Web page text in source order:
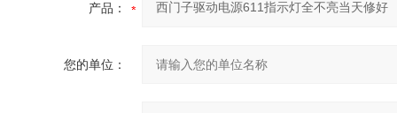
产品：
您的单位：